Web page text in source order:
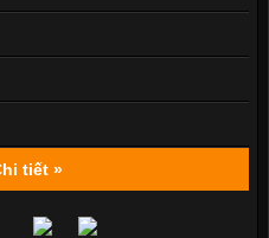
tiết »